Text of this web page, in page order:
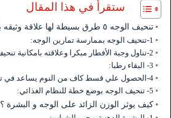
ستقرأ في هذا المقال
تنحيف الوجه ٥ طرق بسيطة لها علاقة وثيقه بالوجه الممتلئ
1-تنحيف الوجه بممارسة تمارين الوجه:
2-تناول وجبة الأفطار مبكرا وعلاقته بامكانية تنحيف الوجه :
3- البقاء رطبا:
4-الحصول علي قسط كاف من النوم يساعد في تنحيف الوجه :
5- تنحيف الوجه بوضع خطة للنظام الغذائي:
كيف يوثر الوزن الزائد على الوجه و البشرة ؟